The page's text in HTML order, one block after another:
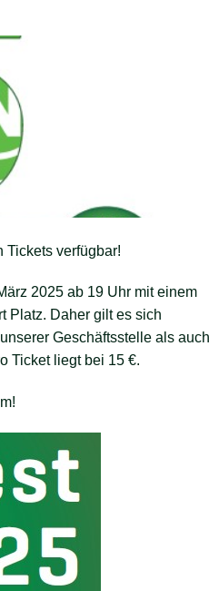
Tickets verfügbar!
2025 ab 19 Uhr mit einem
Platz. Daher gilt es sich
Geschäftsstelle als
Ticket liegt bei 15 €.